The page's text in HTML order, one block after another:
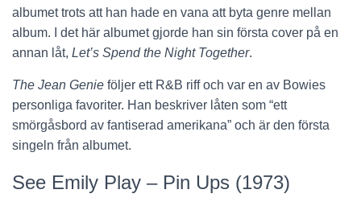
albumet trots att han hade en vana att byta genre mellan
album. I det här albumet gjorde han sin första cover på en
annan låt, Let’s Spend the Night Together.
The Jean Genie följer ett R&B riff och var en av Bowies
personliga favoriter. Han beskriver låten som “ett
smörgåsbord av fantiserad amerikana” och är den första
singeln från albumet.
See Emily Play – Pin Ups (1973)